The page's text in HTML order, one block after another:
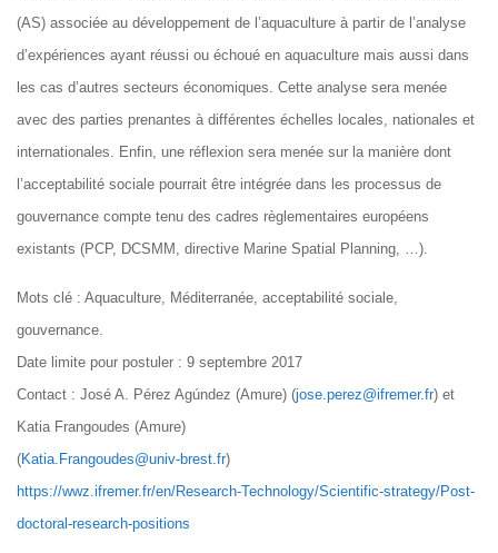
(AS) associée au développement de l’aquaculture à partir de l’analyse
d’expériences ayant réussi ou échoué en aquaculture mais aussi dans
les cas d’autres secteurs économiques. Cette analyse sera menée
avec des parties prenantes à différentes échelles locales, nationales et
internationales. Enfin, une réflexion sera menée sur la manière dont
l’acceptabilité sociale pourrait être intégrée dans les processus de
gouvernance compte tenu des cadres règlementaires européens
existants (PCP, DCSMM, directive Marine Spatial Planning, …).
Mots clé : Aquaculture, Méditerranée, acceptabilité sociale,
gouvernance.
Date limite pour postuler : 9 septembre 2017
Contact : José A. Pérez Agúndez (Amure) (jose.perez@ifremer.fr) et
Katia Frangoudes (Amure)
(Katia.Frangoudes@univ-brest.fr)
https://wwz.ifremer.fr/en/Research-Technology/Scientific-strategy/Post-
doctoral-research-positions